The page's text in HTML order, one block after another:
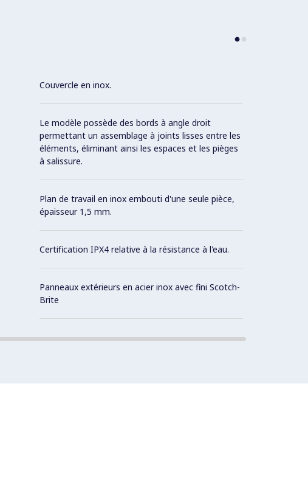
Couvercle en inox.
Le modèle possède des bords à angle droit
permettant un assemblage à joints lisses entre les
éléments, éliminant ainsi les espaces et les pièges
à salissure.
Plan de travail en inox embouti d'une seule pièce,
épaisseur 1,5 mm.
Certification IPX4 relative à la résistance à l'eau.
Panneaux extérieurs en acier inox avec fini Scotch-
Brite